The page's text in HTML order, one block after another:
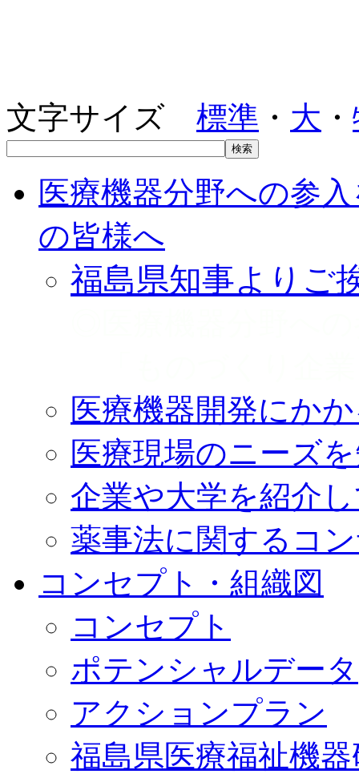
文字サイズ 標準 ・ 大 ・
医療機器分野への参
の皆様へ
福島県知事よりご
医療機器開発にか
医療現場のニーズ
企業や大学を紹介
薬事法に関するコ
コンセプト・組織図
コンセプト
ポテンシャルデータ
アクションプラン
福島県医療福祉機